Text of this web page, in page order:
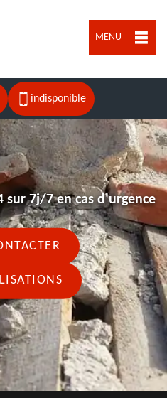
MENU
indisponible
7j/7 en cas d'urgence